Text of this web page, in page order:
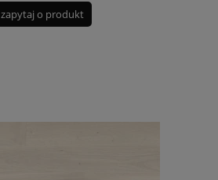
zapytaj o produkt